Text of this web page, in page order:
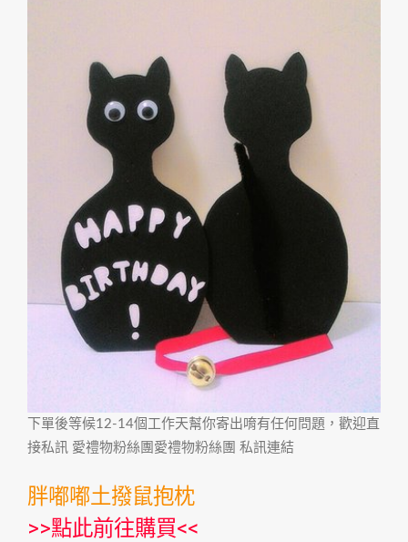
下單後等候12-14個工作天幫你寄出唷有任何問題，歡迎直
接私訊 愛禮物粉絲團愛禮物粉絲團 私訊連結
胖嘟嘟土撥鼠抱枕
>>點此前往購買<<